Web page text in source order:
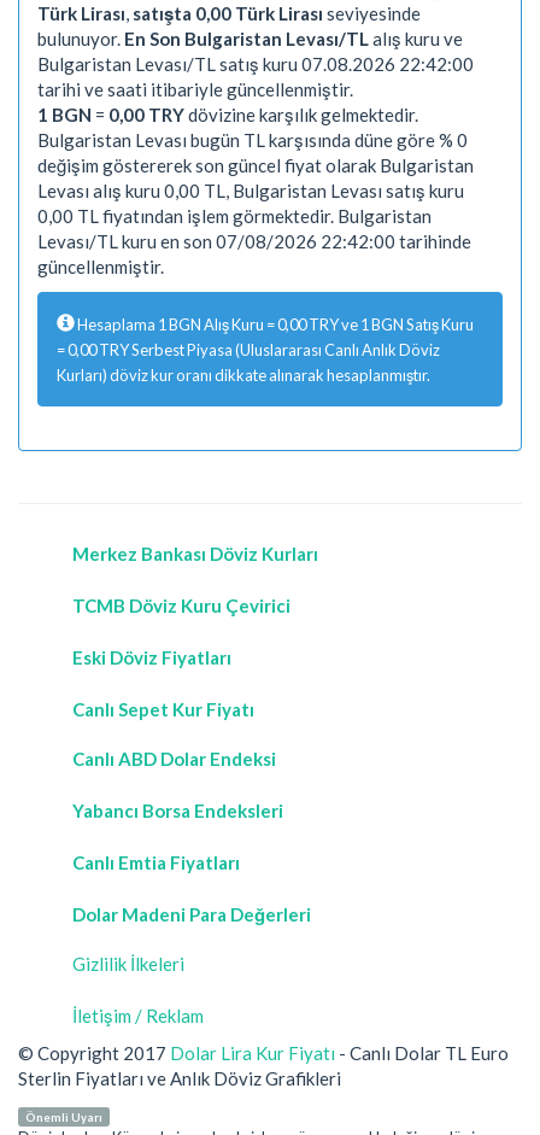
Türk Lirası satışta 0,00 Türk Lirası seviyesinde
bulunuyor. En Son Bulgaristan Levası/TL alış kuru ve
Bulgaristan Levası/TL satış kuru 07.08.2026 22:42:00
tarihi ve saati itibariyle güncellenmiştir.
1 BGN = 0,00 TRYdövizine karşılık gelmektedir.
Bulgaristan Levası bugün TL karşısında düne göre % 0
değişim göstererek son güncel fiyat olarak Bulgaristan
Levası alış kuru 0,00 TL, Bulgaristan Levası satış kuru
0,00 TL fiyatından işlem görmektedir. Bulgaristan
Levası/TL kuru en son 07/08/2026 22:42:00 tarihinde
güncellenmiştir.
Hesaplama 1 BGN Alış Kuru = 0,00 TRY ve 1 BGN Satış Kuru
= 0,00 TRY Serbest Piyasa (Uluslararası Canlı Anlık Döviz
Kurları) döviz kur oranı dikkate alınarak hesaplanmıştır.
Merkez Bankası Döviz Kurları
TCMB Döviz Kuru Çevirici
Eski Döviz Fiyatları
Canlı Sepet Kur Fiyatı
Canlı ABD Dolar Endeksi
Yabancı Borsa Endeksleri
Canlı Emtia Fiyatları
Dolar Madeni Para Değerleri
Gizlilik İlkeleri
İletişim / Reklam
© Copyright 2017 Dolar Lira Kur Fiyatı - Canlı Dolar TL Euro
Sterlin Fiyatları ve Anlık Döviz Grafikleri
Önemli Uyarı